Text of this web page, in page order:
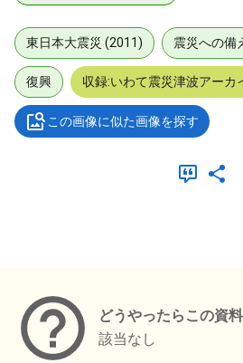
東日本大震災 (2011) 震災への備
復興 収録:いわて震災津波アーカ
この画像に似た画像を探す
どうやったらこの資
該当なし